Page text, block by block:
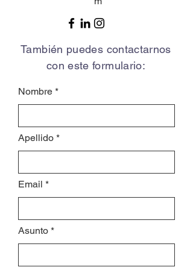
También puedes contactarnos
con este formulario:
Nombre
Apellido
Email
Asunto